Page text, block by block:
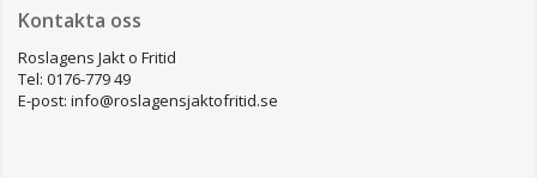
Kontakta oss
Roslagens Jakt o Fritid
Tel: 0176-779 49
E-post: info@roslagensjaktofritid.se